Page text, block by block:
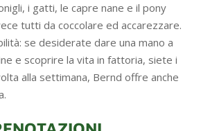
i gatti, le capre nane e il pony
tutti da coccolare ed accarezzare.
se desiderate dare una mano a
e scoprire la vita in fattoria, siete i
alla settimana, Bernd offre anche